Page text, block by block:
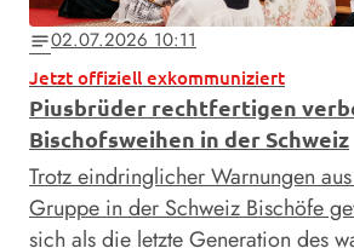
notes02.07.2026 10:11
Jetzt offiziell exkommuniziert
Piusbrüder rechtfertigen
Bischofsweihen in der Schweiz
Trotz eindringlicher Warnungen
Gruppe in der Schweiz Bischöfe
sich als die letzte Generation des